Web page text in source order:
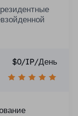
$0/IP/День